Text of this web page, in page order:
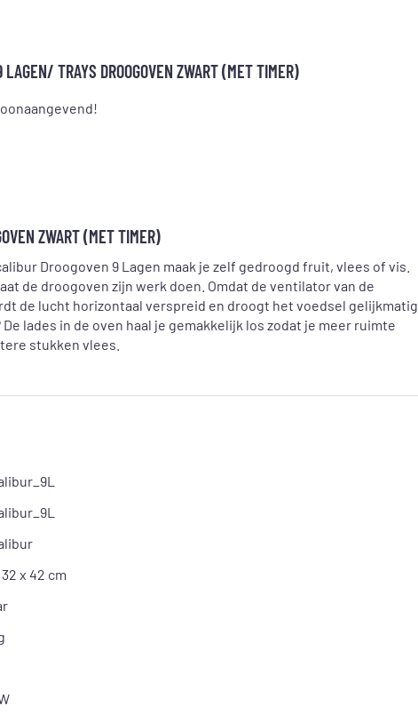
TRAYS DROOGOVEN ZWART (MET TIMER)
ZWART (MET TIMER)
Droogoven 9 Lagen maak je zelf gedroogd fruit, vlees of vis.
de droogoven zijn werk doen. Omdat de ventilator van de
de lucht horizontaal verspreid en droogt het voedsel gelijkmatig.
lades in de oven haal je gemakkelijk los zodat je meer ruimte
stukken vlees.
x 42 cm